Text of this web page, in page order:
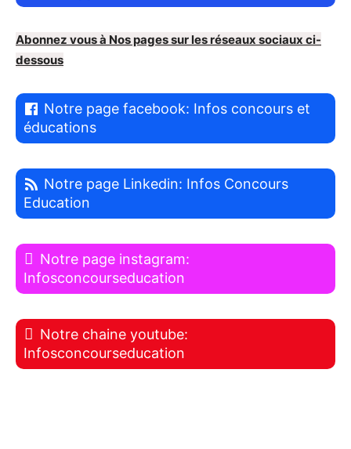
Abonnez vous à Nos pages sur les réseaux sociaux ci-
dessous
Notre page facebook: Infos concours et
éducations
Notre page Linkedin: Infos Concours
Education
Notre page instagram:
Infosconcourseducation
Notre chaine youtube:
Infosconcourseducation